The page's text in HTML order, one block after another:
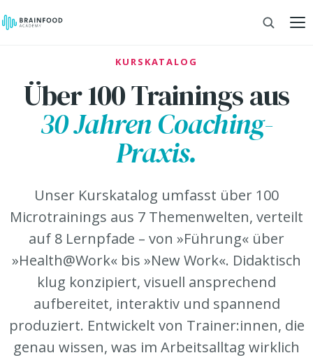
KURSKATALOG
Über 100 Trainings aus
30 Jahren Coaching-
Praxis.
Unser Kurskatalog umfasst über 100
Microtrainings aus 7 Themenwelten, verteilt
auf 8 Lernpfade – von »Führung« über
»Health@Work« bis »New Work«. Didaktisch
klug konzipiert, visuell ansprechend
aufbereitet, interaktiv und spannend
produziert. Entwickelt von Trainer:innen, die
genau wissen, was im Arbeitsalltag wirklich